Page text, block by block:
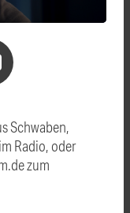
Schwaben,
Radio, oder
zum